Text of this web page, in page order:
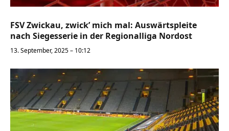
FSV Zwickau, zwick’ mich mal: Auswärtspleite
nach Siegesserie in der Regionalliga Nordost
13. September, 2025 – 10:12